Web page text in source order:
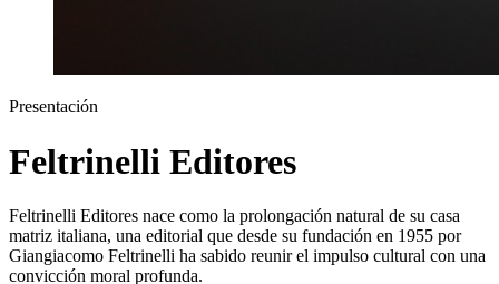
Presentación
Feltrinelli Editores
Feltrinelli Editores nace como la prolongación natural de su casa
matriz italiana, una editorial que desde su fundación en 1955 por
Giangiacomo Feltrinelli ha sabido reunir el impulso cultural con una
convicción moral profunda.